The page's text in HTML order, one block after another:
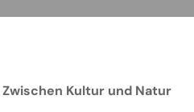
Kultur und Natur